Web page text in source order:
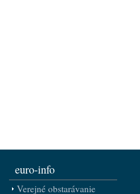
euro-info
Verejné obstarávanie